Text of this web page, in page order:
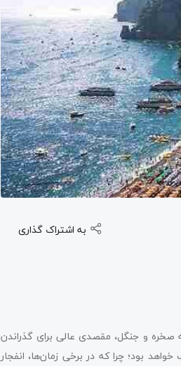
به اشتراک گذاری
صخره و جنگل، مقصدی عالی برای گذراندن
بود؛ چرا که در برخی زمان‌ها، انفجار